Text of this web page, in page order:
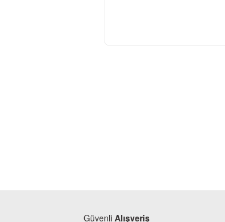
Güvenli Alışveriş